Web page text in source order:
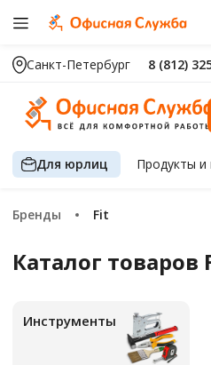
Санкт-Петербург 8 (812)
Для юрлиц Продуктыи
Бренды Fit
Каталог товаров
Инструменты